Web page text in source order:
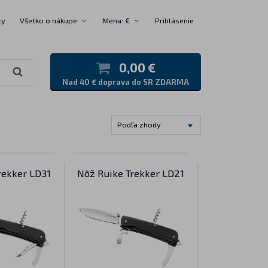
Všetko o nákupe Mena: € Prihlásenie
0,00 €
Nad 40 € doprava do SR ZDARMA
Podľa zhody
LD31 Nôž Ruike Trekker LD21